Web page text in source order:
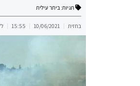
תגיות: ביתר עילית
בחזית 10/06/2021
15:55